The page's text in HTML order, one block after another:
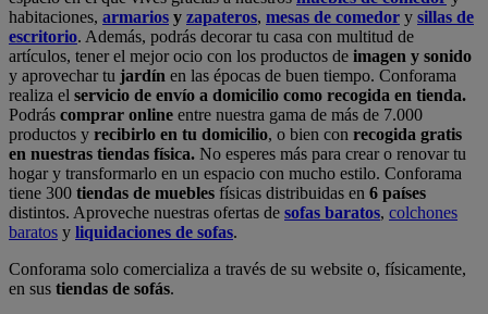
habitaciones, armarios y zapateros, mesas de comedor y sillas de
escritorio. Además, podrás decorar tu casa con multitud de
artículos, tener el mejor ocio con los productos de imagen y sonido
y aprovechar tu jardín en las épocas de buen tiempo. Conforama
realiza el servicio de envío a domicilio como recogida en tienda.
Podrás comprar online entre nuestra gama de más de 7.000
productos y recibirlo en tu domicilio, o bien con recogida gratis
en nuestras tiendas física. No esperes más para crear o renovar tu
hogar y transformarlo en un espacio con mucho estilo. Conforama
tiene 300 tiendas de muebles físicas distribuidas en 6 países
distintos. Aproveche nuestras ofertas de sofas baratos, colchones
baratos y liquidaciones de sofas.
Conforama solo comercializa a través de su website o, físicamente,
en sus tiendas de sofás.